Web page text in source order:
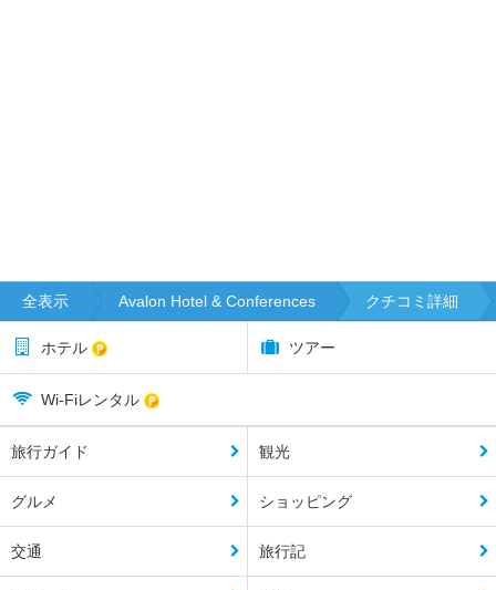
全表示 Avalon Hotel & Conferences クチコミ詳細
ホテル ツアー
Wi-Fiレンタル
旅行ガイド 観光
グルメ ショッピング
交通 旅行記